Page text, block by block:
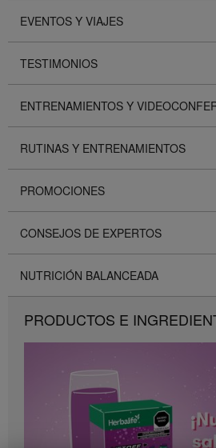
EVENTOS Y VIAJES
TESTIMONIOS
ENTRENAMIENTOS Y
RUTINAS Y ENTRENAMIENTOS
PROMOCIONES
CONSEJOS DE EXPERTOS
NUTRICIÓN BALANCEADA
PRODUCTOS E